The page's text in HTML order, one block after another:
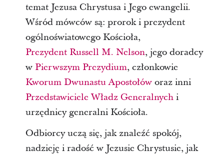
temat Jezusa Chrystusa i Jego ewangelii.
Wśród mówców są: prorok i prezydent
ogólnoświatowego Kościoła,
Prezydent Russell M. Nelson, jego doradcy
w Pierwszym Prezydium, członkowie
Kworum Dwunastu Apostołóworaz inni
Przedstawiciele Władz Generalnychi
urzędnicy generalni Kościoła.
Odbiorcy uczą się, jak znaleźć spokój,
nadzieję i radość w Jezusie Chrystusie, jak